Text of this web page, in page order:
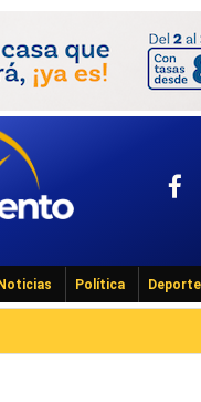
Política